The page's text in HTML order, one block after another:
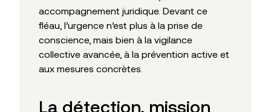
accompagnement juridique. Devant ce
fléau, l’urgence n’est plus à la prise de
conscience, mais bien à la vigilance
collective avancée, à la prévention active et
aux mesures concrètes.
La détection, mission